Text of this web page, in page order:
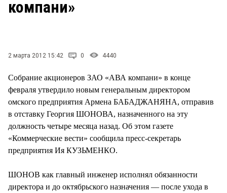
компани»
2 марта 2012 15:42 0 4440
Собрание акционеров ЗАО «АВА компани» в конце
февраля утвердило новым генеральным директором
омского предприятия Армена БАБАДЖАНЯНА, отправив
в отставку Георгия ШОНОВА, назначенного на эту
должность четыре месяца назад. Об этом газете
«Коммерческие вести» сообщила пресс-секретарь
предприятия Ия КУЗЬМЕНКО.
ШОНОВ как главный инженер исполнял обязанности
директора и до октябрьского назначения — после ухода в